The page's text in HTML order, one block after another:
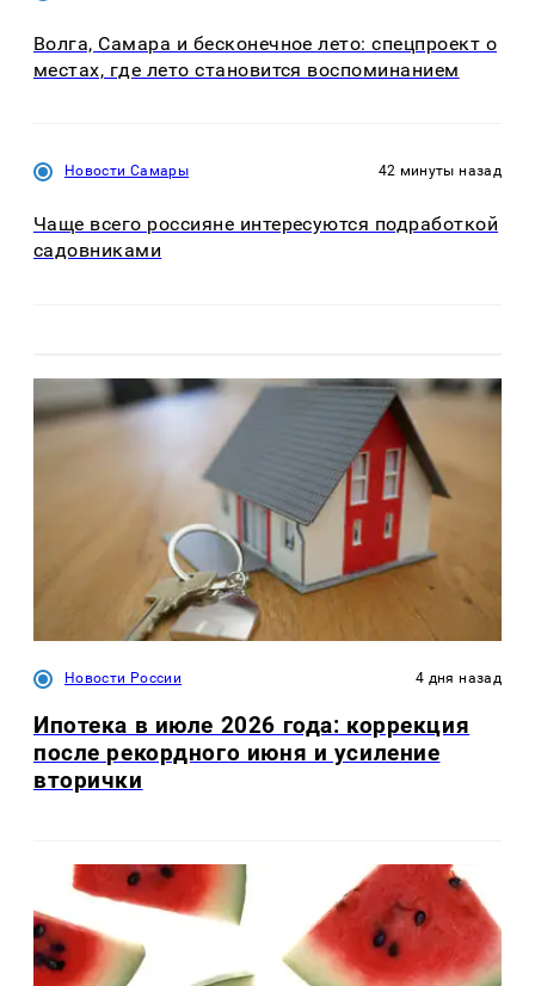
Волга, Самара и бесконечное лето: спецпроект о
местах, где лето становится воспоминанием
Новости Самары 42 минуты назад
Чаще всего россияне интересуются подработкой
садовниками
Новости России 4 дня назад
Ипотека в июле 2026 года: коррекция
после рекордного июня и усиление
вторички